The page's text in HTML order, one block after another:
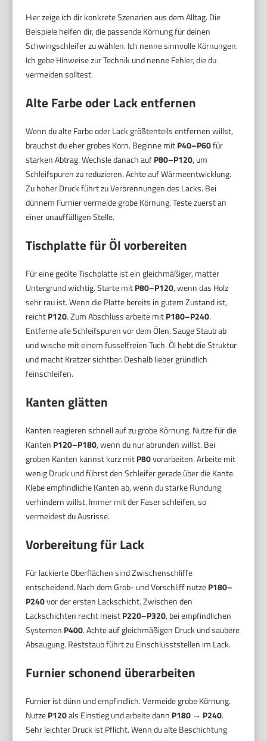
Hier zeige ich dir konkrete Szenarien aus dem Alltag. Die
Beispiele helfen dir, die passende Körnung für deinen
Schwingschleifer zu wählen. Ich nenne sinnvolle Körnungen.
Ich gebe Hinweise zur Technik und nenne Fehler, die du
vermeiden solltest.
Alte Farbe oder Lack entfernen
Wenn du alte Farbe oder Lack größtenteils entfernen willst,
brauchst du eher grobes Korn. Beginne mitP40–P60für
starken Abtrag. Wechsle danach aufP80–P120, um
Schleifspuren zu reduzieren. Achte auf Wärmeentwicklung.
Zu hoher Druck führt zu Verbrennungen des Lacks. Bei
dünnem Furnier vermeide grobe Körnung. Teste zuerst an
einer unauffälligen Stelle.
Tischplatte für Öl vorbereiten
Für eine geölte Tischplatte ist ein gleichmäßiger, matter
Untergrund wichtig. Starte mitP80–P120, wenn das Holz
sehr rau ist. Wenn die Platte bereits in gutem Zustand ist,
reichtP120. Zum Abschluss arbeite mitP180–P240.
Entferne alle Schleifspuren vor dem Ölen. Sauge Staub ab
und wische mit einem fusselfreien Tuch. Öl hebt die Struktur
und macht Kratzer sichtbar. Deshalb lieber gründlich
feinschleifen.
Kanten glätten
Kanten reagieren schnell auf zu grobe Körnung. Nutze für die
Kanten P120–P180, wenn du nur abrunden willst. Bei
groben Kanten kannst kurz mitP80vorarbeiten. Arbeite mit
wenig Druck und führst den Schleifer gerade über die Kante.
Klebe empfindliche Kanten ab, wenn du starke Rundung
verhindern willst. Immer mit der Faser schleifen, so
vermeidest du Ausrisse.
Vorbereitung für Lack
Für lackierte Oberflächen sind Zwischenschliffe
entscheidend. Nach dem Grob- und Vorschliff nutzeP180–
P240vor der ersten Lackschicht. Zwischen den
Lackschichten reicht meistP220–P320, bei empfindlichen
Systemen P400. Achte auf gleichmäßigen Druck und saubere
Absaugung. Reststaub führt zu Einschlusststellen im Lack.
Furnier schonend überarbeiten
Furnier ist dünn und empfindlich. Vermeide grobe Körnung.
NutzeP120als Einstieg und arbeite dann P180 → P240.
Sehr leichter Druck ist Pflicht. Wenn du alte Beschichtung